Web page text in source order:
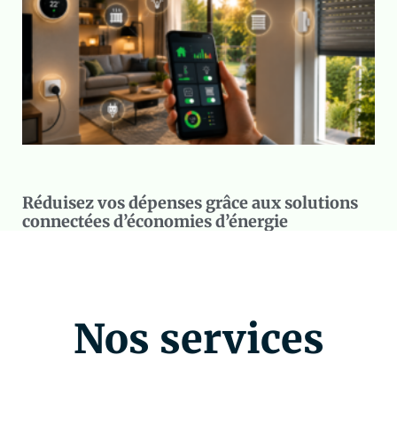
Réduisez vos dépenses grâce aux solutions
connectées d’économies d’énergie
Nos services